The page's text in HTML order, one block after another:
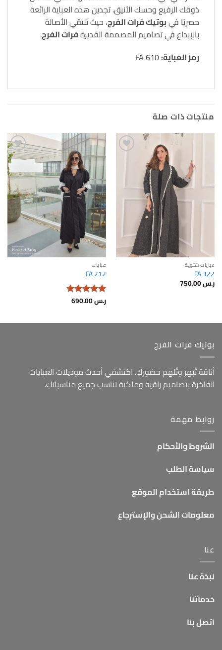
ذوقك الرفيع وحسك الأنيق. تجدين هذه العباية الرائعة
حصريًا فيبوتيك فرات الفرج، حيث تلتقي الأصالة
بالإبداع في تصاميم المصممة القديرةفرات الفرج.
رمز العباية:
منتجات ذات صلة
عبايات شتوية
FA 322
ر.س750.00
Add to
wishlist
عبايات
FA 212
تم التقييم
ر.س690.00
بوتيك فرات الفرج
أناقة تُبهر وتُلهم حضوركِ. اكتشفي أحدث موديلات العبايات
الفاخرة بتصاميم راقية وملكية تناسب جميع مناسباتكِ.
روابط مهمة
الشروط والأحكام
سياسة الطلب
طريقة استخدام الموقع
معلومات الشحن والإسترجاع
عنا
نبذة عنا
خدماتنا
اتصل بنا